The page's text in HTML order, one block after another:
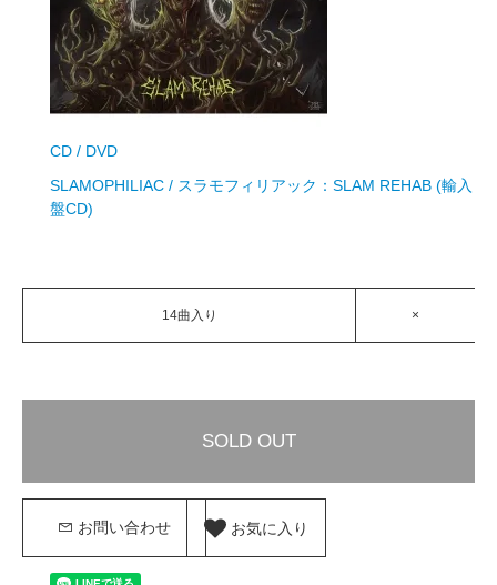
CD / DVD
SLAMOPHILIAC / スラモフィリアック：SLAM REHAB (輸入
盤CD)
14曲入り ×
SOLD OUT
お問い合わせ お気に入り